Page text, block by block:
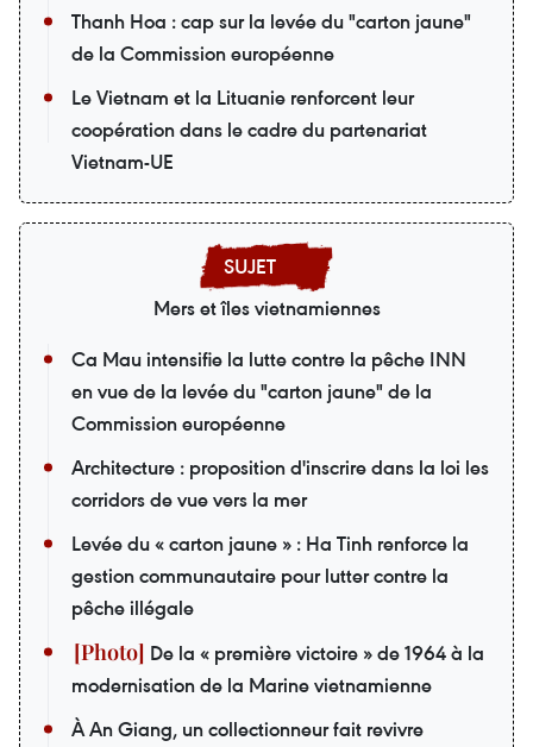
Thanh Hoa : cap sur la levée du "carton jaune"
de la Commission européenne
Le Vietnam et la Lituanie renforcent leur
coopération dans le cadre du partenariat
Vietnam-UE
Mers et îles vietnamiennes
Ca Mau intensifie la lutte contre la pêche INN
en vue de la levée du "carton jaune" de la
Commission européenne
Architecture : proposition d'inscrire dans la loi les
corridors de vue vers la mer
Levée du « carton jaune » : Ha Tinh renforce la
gestion communautaire pour lutter contre la
pêche illégale
De la « première victoire » de 1964 à la
modernisation de la Marine vietnamienne
À An Giang, un collectionneur fait revivre